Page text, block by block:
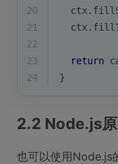
20
21
22
23
return
24
}
2.2 Node.js
也可以使用Node.js